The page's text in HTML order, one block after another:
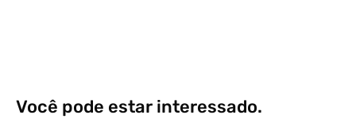
Você pode estar interessado.